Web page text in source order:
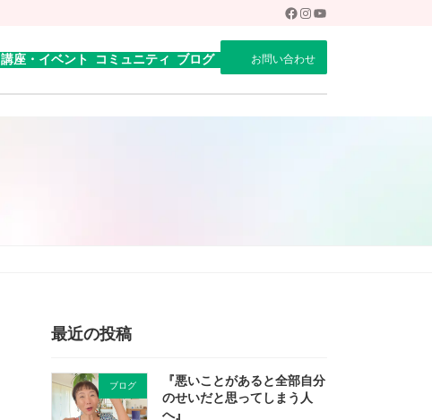
Facebook
Instagram
YouTube
講座・イベント コミュニティ ブログ お問い合わせ
最近の投稿
ブログ
『悪いことがあると全部自分
のせいだと思ってしまう人
へ』